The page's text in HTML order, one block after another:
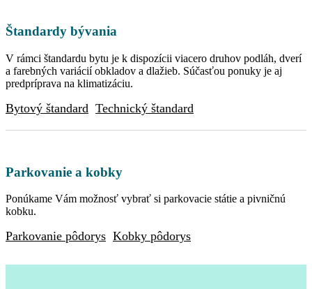
Štandardy bývania
V rámci štandardu bytu je k dispozícii viacero druhov podláh, dverí
a farebných variácií obkladov a dlažieb. Súčasťou ponuky je aj
predpríprava na klimatizáciu.
Bytový štandard Technický štandard
Parkovanie a kobky
Ponúkame Vám možnosť vybrať si parkovacie státie a pivničnú
kobku.
Parkovanie pôdorys Kobky pôdorys